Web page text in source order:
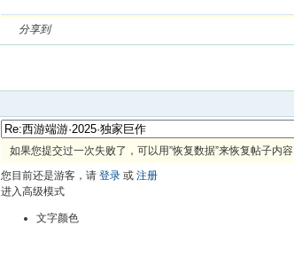
分享到
如果您提交过一次失败了，可以用”恢复数据”来恢复帖子内容
您目前还是游客，请 登录 或 注册
进入高级模式
文字颜色